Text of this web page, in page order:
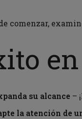
comenzar,
su alcance –
la atención de